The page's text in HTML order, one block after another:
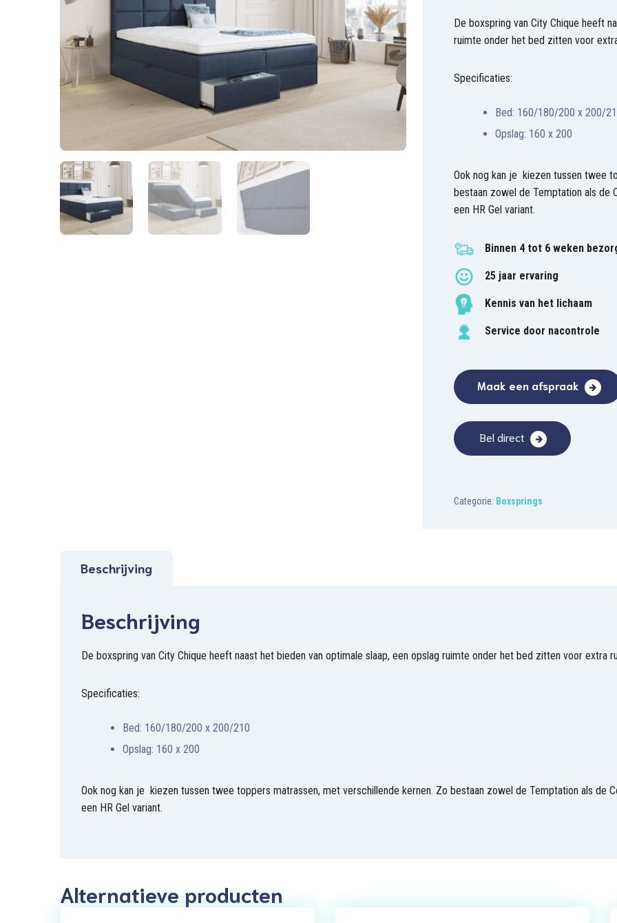
De boxspring van City Chique heeft
ruimte onder het bed zitten voor
Specificaties:
Bed: 160/180/200 x 200/
Opslag: 160 x 200
Ook nog kan je kiezen tussen twee
bestaan zowel de Temptation als de
een HR Gel variant.
Binnen 4 tot 6 weken
25 jaar ervaring
Kennis van het lichaam
Service door nacontrole
Maak een afspraak
Bel direct
Categorie: Boxsprings
Beschrijving
Beschrijving
De boxspring van City Chique heeft naast het bieden van optimale slaap, een opslag ruimte onder het bed zitten voor extra
Specificaties:
Bed: 160/180/200 x 200/210
Opslag: 160 x 200
Ook nog kan je kiezen tussen twee toppers matrassen, met verschillende kernen. Zo bestaan zowel de Temptation als de
een HR Gel variant.
Alternatieve producten